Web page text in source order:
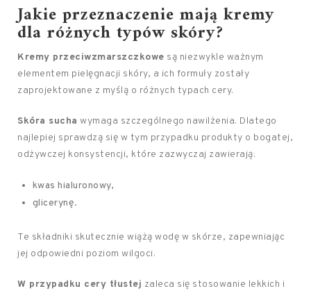
Jakie przeznaczenie mają kremy
dla różnych typów skóry?
Kremy przeciwzmarszczkowe są niezwykle ważnym
elementem pielęgnacji skóry, a ich formuły zostały
zaprojektowane z myślą o różnych typach cery.
Skóra sucha wymaga szczególnego nawilżenia. Dlatego
najlepiej sprawdzą się w tym przypadku produkty o bogatej,
odżywczej konsystencji, które zazwyczaj zawierają:
kwas hialuronowy,
glicerynę.
Te składniki skutecznie wiążą wodę w skórze, zapewniając
jej odpowiedni poziom wilgoci.
W przypadku cery tłustej zaleca się stosowanie lekkich i